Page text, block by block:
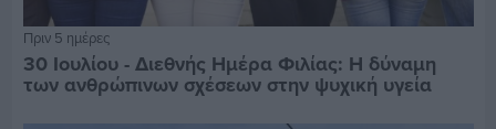
Πριν 5 ημέρες
30 Ιουλίου - Διεθνής Ημέρα Φιλίας: Η δύναμη
των ανθρώπινων σχέσεων στην ψυχική υγεία